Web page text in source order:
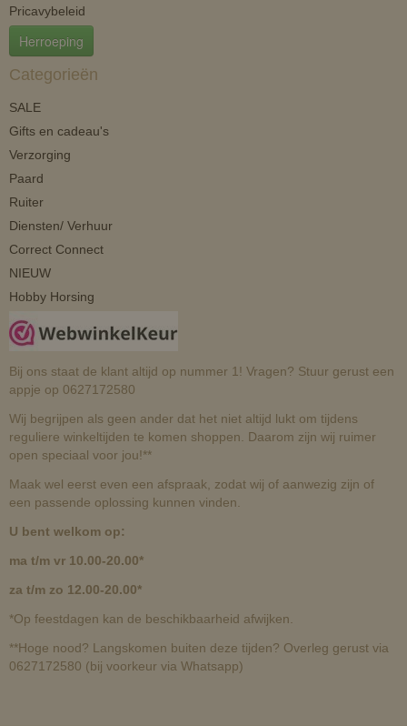
Pricavybeleid
Herroeping
Categorieën
SALE
Gifts en cadeau's
Verzorging
Paard
Ruiter
Diensten/ Verhuur
Correct Connect
NIEUW
Hobby Horsing
Bij ons staat de klant altijd op nummer 1! Vragen? Stuur gerust een
appje op 0627172580
Wij begrijpen als geen ander dat het niet altijd lukt om tijdens
reguliere winkeltijden te komen shoppen. Daarom zijn wij ruimer
open speciaal voor jou!**
Maak wel eerst even een afspraak, zodat wij of aanwezig zijn of
een passende oplossing kunnen vinden.
U bent welkom op:
ma t/m vr 10.00-20.00*
za t/m zo 12.00-20.00*
*Op feestdagen kan de beschikbaarheid afwijken.
**Hoge nood? Langskomen buiten deze tijden? Overleg gerust via
0627172580 (bij voorkeur via Whatsapp)